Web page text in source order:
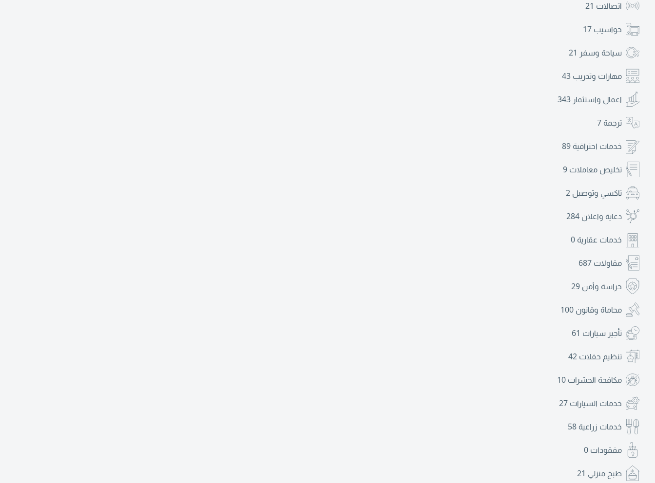
اتصالات 21
حواسيب 17
سياحة وسفر 21
مهارات وتدريب 43
اعمال واستثمار 343
ترجمة 7
خدمات احترافية 89
تخليص معاملات 9
تاكسي وتوصيل 2
دعاية واعلان 284
خدمات عقارية 0
مقاولات 687
حراسة وأمن 29
محاماة وقانون 100
تأجير سيارات 61
تنظيم حفلات 42
مكافحة الحشرات 10
خدمات السيارات 27
خدمات زراعية 58
مفقودات 0
طبخ منزلي 21